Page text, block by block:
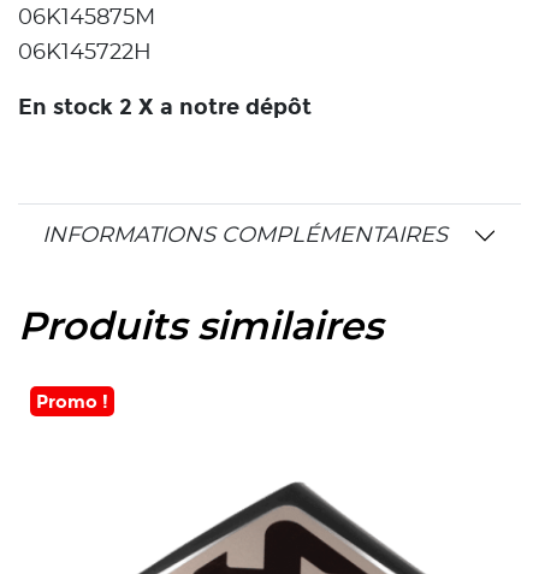
06K145875M
06K145722H
En stock 2 X a notre dépôt
INFORMATIONS COMPLÉMENTAIRES
Produits similaires
Promo !